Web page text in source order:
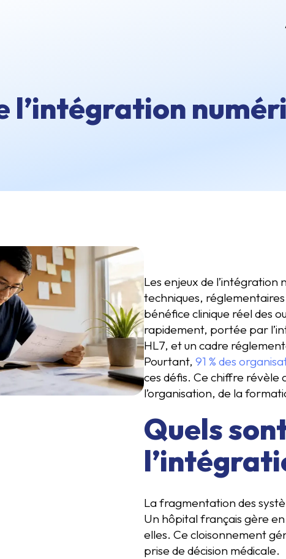
l’intégration
Les enjeux de l’intégration
techniques,
bénéfice clinique réel des
rapidement, portée par
HL7, et un cadre
Pourtant, 91 % des
ces défis. Ce chiffre révèle
l’organisation, de la
Quels
La fragmentation des
Un hôpital français gère
elles. Ce cloisonnement
prise de décision médicale.